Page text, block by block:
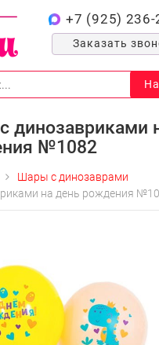
+7 (925) 236-
Заказать
динозавриками
№1082
Шары с динозаврами
на день рождения